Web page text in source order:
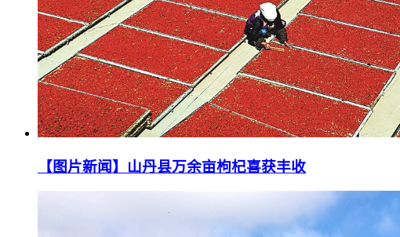
【图片新闻】山丹县万余亩枸杞喜获丰收